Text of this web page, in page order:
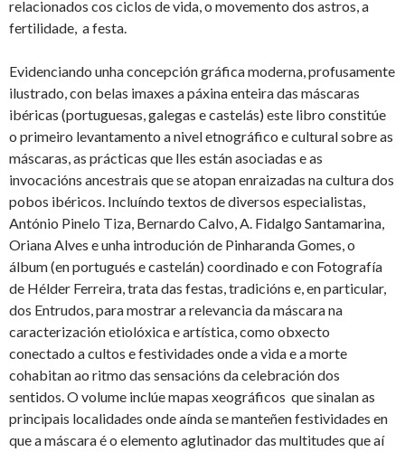
relacionados cos ciclos de vida, o movemento dos astros, a
fertilidade, a festa.
Evidenciando unha concepción gráfica moderna, profusamente
ilustrado, con belas imaxes a páxina enteira das máscaras
ibéricas (portuguesas, galegas e castelás) este libro constitúe
o primeiro levantamento a nivel etnográfico e cultural sobre as
máscaras, as prácticas que lles están asociadas e as
invocacións ancestrais que se atopan enraizadas na cultura dos
pobos ibéricos. Incluíndo textos de diversos especialistas,
António Pinelo Tiza, Bernardo Calvo, A. Fidalgo Santamarina,
Oriana Alves e unha introdución de Pinharanda Gomes, o
álbum (en portugués e castelán) coordinado e con Fotografía
de Hélder Ferreira, trata das festas, tradicións e, en particular,
dos Entrudos, para mostrar a relevancia da máscara na
caracterización etiolóxica e artística, como obxecto
conectado a cultos e festividades onde a vida e a morte
cohabitan ao ritmo das sensacións da celebración dos
sentidos. O volume inclúe mapas xeográficos que sinalan as
principais localidades onde aínda se manteñen festividades en
que a máscara é o elemento aglutinador das multitudes que aí